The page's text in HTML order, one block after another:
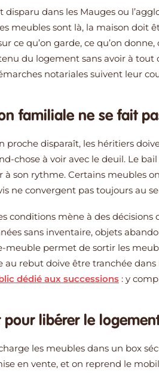
disparu dans les Mauges ou
meubles sont là, la maison doit
ce qu’on garde, ce qu’on
du logement sans avoir à tout
notariales suivent leur
familiale ne se fait
proche disparaît, les héritiers
chose à voir avec le deuil. Le
à son rythme. Certains meubles
ne convergent pas toujours au
conditions mène à des décisions
sans inventaire, objets
meuble permet de sortir les
rebut doive être tranchée dans
dédié aux successions : y
libérer le
les meubles dans un box
en vente, et on reprend le